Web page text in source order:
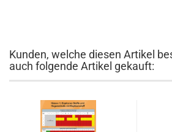
Kunden, welche diesen Artikel
auch folgende Artikel gekauft: